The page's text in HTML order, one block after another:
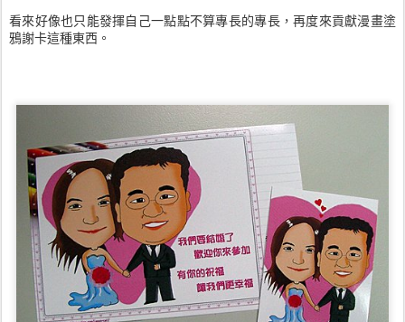
看來好像也只能發揮自己一點點不算專長的專長，再度來貢獻漫畫塗
鴉謝卡這種東西。